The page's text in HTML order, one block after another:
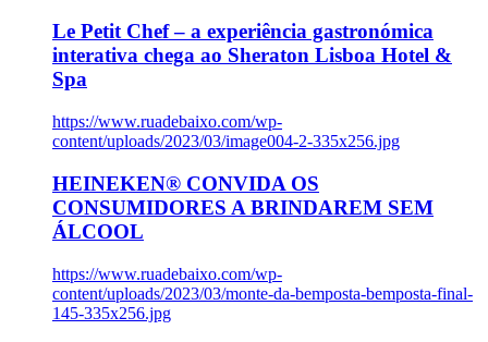
Le Petit Chef – a experiência gastronómica
interativa chega ao Sheraton Lisboa Hotel &
Spa
https://www.ruadebaixo.com/wp-
content/uploads/2023/03/image004-2-335x256.jpg
HEINEKEN® CONVIDA OS
CONSUMIDORES A BRINDAREM SEM
ÁLCOOL
https://www.ruadebaixo.com/wp-
content/uploads/2023/03/monte-da-bemposta-bemposta-final-
145-335x256.jpg